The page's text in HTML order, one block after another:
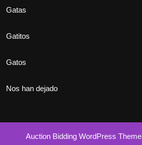
Gatas
Gatitos
Gatos
Nos han dejado
Auction Bidding WordPress Theme